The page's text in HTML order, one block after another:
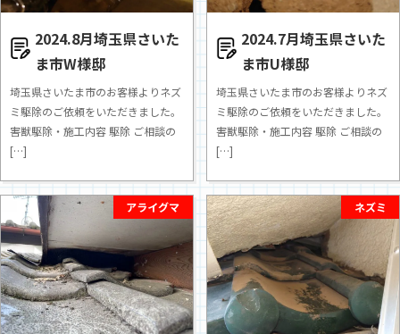
2024.8月埼玉県さいた
ま市W様邸
埼玉県さいたま市のお客様よりネズ
ミ駆除のご依頼をいただきました。
害獣駆除・施工内容 駆除 ご相談の
[…]
2024.7月埼玉県さいた
ま市U様邸
埼玉県さいたま市のお客様よりネズ
ミ駆除のご依頼をいただきました。
害獣駆除・施工内容 駆除 ご相談の
[…]
アライグマ ネズミ